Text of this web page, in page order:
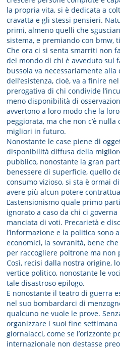
la propria vita, si è dedicata a
cravatta e gli stessi pensieri.
primi, almeno quelli che
sistema, e premiando con bmw,
Che ora ci si senta smarriti non
del mondo di chi è avveduto sul
bussola va necessariamente
dell’esistenza, cioè, va a finire
prerogativa di chi condivide
meno disponibilità di
avvertono a loro modo che la
peggiorata, ma che non c’è
migliori in futuro.
Nonostante le case piene di
disponibilità diffusa della
pubblico, nonostante la gran
benessere di superficie, quello
consumo vizioso, si sta è ormai
avere più alcun potere
L’astensionismo quale primo
ignorato a caso da chi ci
manciata di voti. Precarietà e
l’informazione e la politica sono
economici, la sovranità, bene
per raccogliere poltrone ma non
Così, recisi dalla nostra origine,
vertice politico, nonostante le
tale disastroso epilogo.
E nonostante il teatro di guerra
nel suo bombardarci di
qualcuno ne vuole le prove.
organizzare i suoi fine
giornalacci, come se l’orizzonte
internazionale non destasse